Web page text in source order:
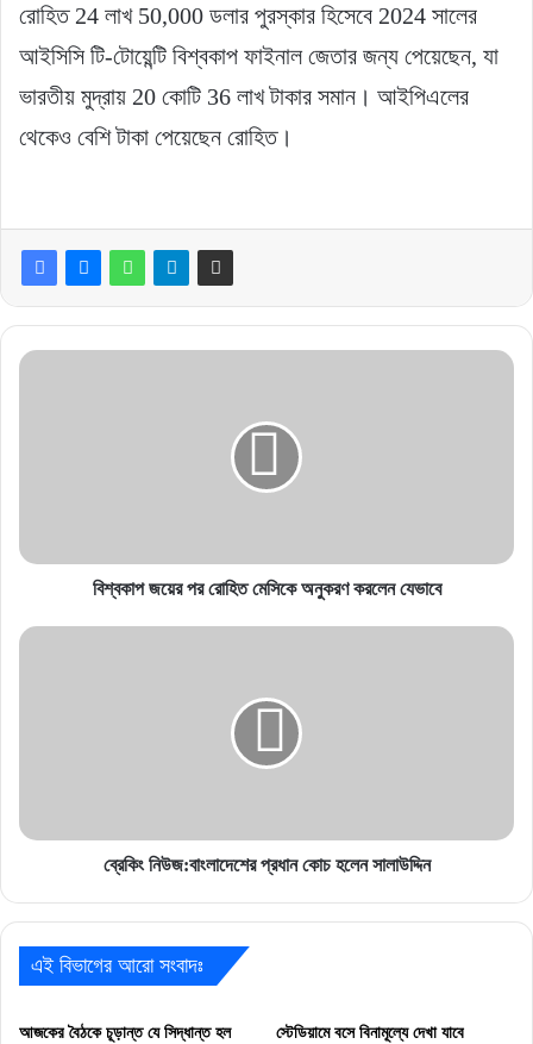
রোহিত 24 লাখ 50,000 ডলার পুরস্কার হিসেবে 2024 সালের
আইসিসি টি-টোয়েন্টি বিশ্বকাপ ফাইনাল জেতার জন্য পেয়েছেন, যা
ভারতীয় মুদ্রায় 20 কোটি 36 লাখ টাকার সমান। আইপিএলের
থেকেও বেশি টাকা পেয়েছেন রোহিত।
বিশ্বকাপ
বিশ্বকাপ জয়ের পর রোহিত মেসিকে অনুকরণ করলেন যেভাবে
ব্রেকিং
ব্রেকিং নিউজ:বাংলাদেশের প্রধান কোচ হলেন সালাউদ্দিন
এই বিভাগের আরো সংবাদঃ
আজকের বৈঠকে চূড়ান্ত যে সিদ্ধান্ত হল
স্টেডিয়ামে বসে বিনামূল্যে দেখা যাবে